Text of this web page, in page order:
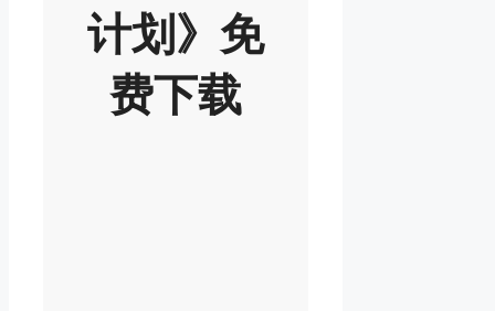
计划》免
费下载